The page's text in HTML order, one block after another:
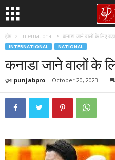
होम International कनाडा जाने वालों के लिए
INTERNATIONAL NATIONAL
कनाडा जाने वालों के
द्वारा punjabpro - October 20, 2023